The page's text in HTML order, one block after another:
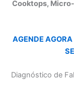
Cooktops, Micro-
AGENDE
Diagnóstico de